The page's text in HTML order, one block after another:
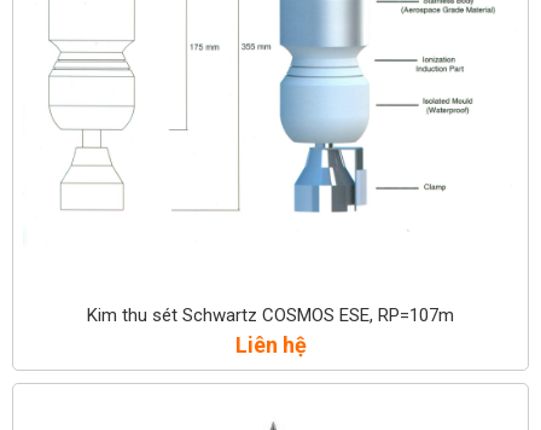
Kim thu sét Schwartz COSMOS ESE, RP=107m
Liên hệ